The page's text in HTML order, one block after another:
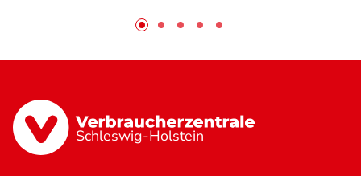
Schleswig-Holstein